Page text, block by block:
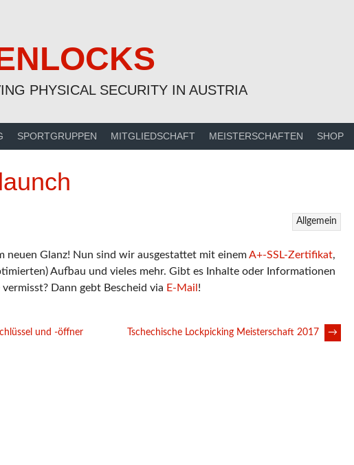
PHYSICAL SECURITY IN AUSTRIA
SPORTGRUPPEN MITGLIEDSCHAFT MEISTERSCHAFTEN SHOP
Allgemein
neuen Glanz! Nun sind wir ausgestattet mit einemA+-SSL-Zertifikat,
Aufbau und vieles mehr. Gibt es Inhalte oder Informationen
Dann gebt Bescheid via E-Mail !
und -öffner Tschechische Lockpicking Meisterschaft 2017 →